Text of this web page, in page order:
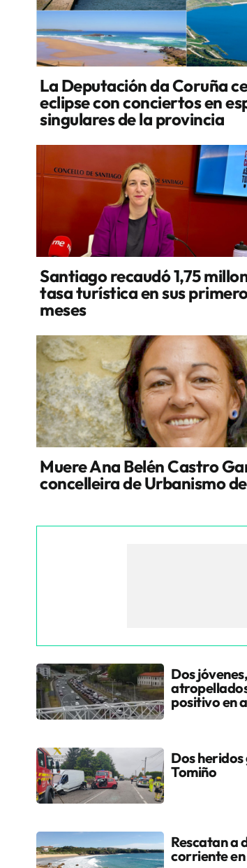
La Deputación da Coruña
eclipse con conciertos en
singulares de la provincia
Santiago recaudó 1,75
tasa turística en sus
meses
Muere Ana Belén Castro
concelleira de Urbanismo
Dos
positivo en
Dos heridos
Tomiño
Rescatan a
corriente en